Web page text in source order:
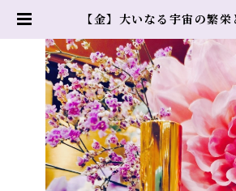
【金】大いなる宇宙の繁栄